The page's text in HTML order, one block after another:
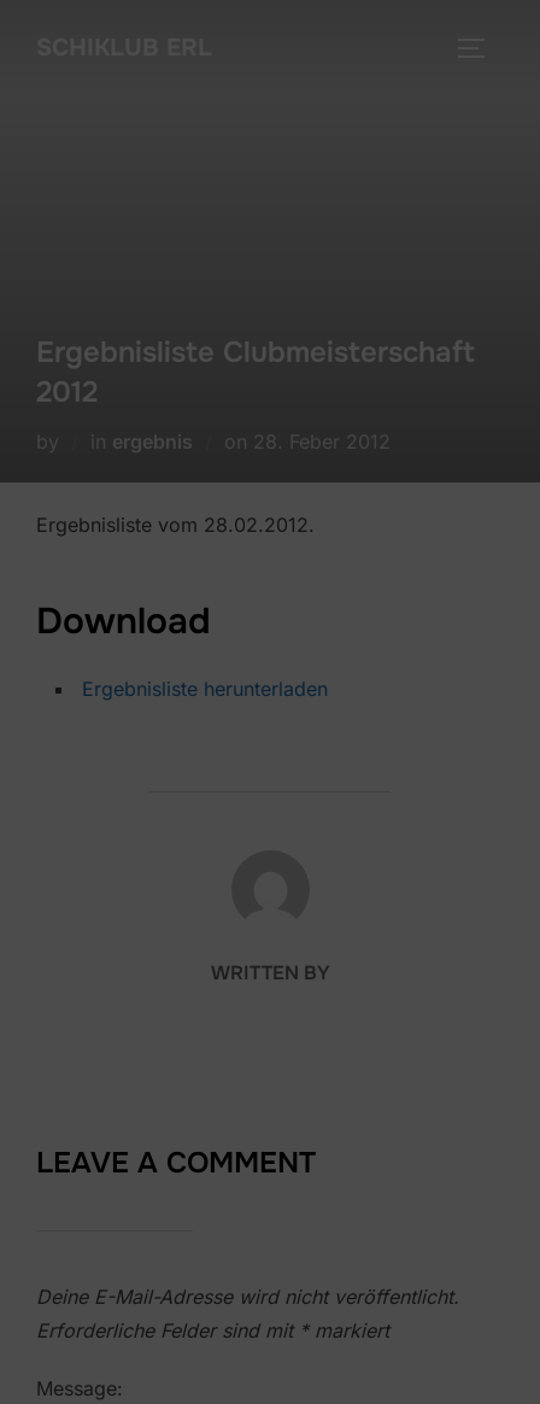
Ergebnisliste Clubmeisterschaft
2012
by in ergebnis on Posted
28. Feber 2012
Ergebnisliste vom 28.02.2012.
Download
Ergebnisliste herunterladen
WRITTEN BY
LEAVE A COMMENT
Deine E-Mail-Adresse wird nicht veröffentlicht.
Erforderliche Felder sind mit *markiert
Message: